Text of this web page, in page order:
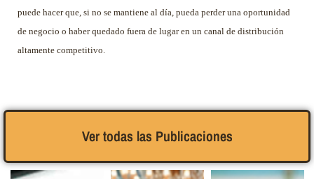
puede hacer que, si no se mantiene al día, pueda perder una oportunidad
de negocio o haber quedado fuera de lugar en un canal de distribución
altamente competitivo.
Ver todas las Publicaciones